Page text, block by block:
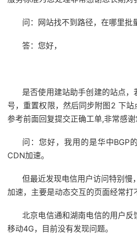
问：网站找不到路径，在哪里批
答：您好，
是否使用建站助手创建的站点
号，重置权限，然后同步附图2 下
参考前面回复提交正确工单,非常感
问：您好，我用的是华中BGP
CDN加速。
但最近发现电信用户访问特别慢
加速，主要是动态交互的页面经常打
北京电信通和湖南电信的用户反
移动4G，目前没有发现问题。